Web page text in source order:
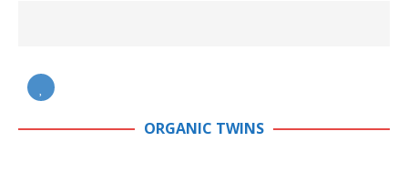
ORGANIC TWINS